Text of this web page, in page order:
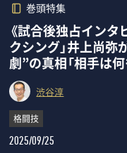
巻頭特集
《試合後独占インタ
クシング」井上尚
劇”の真相「相手は
渋谷淳
格闘技
2025/09/25